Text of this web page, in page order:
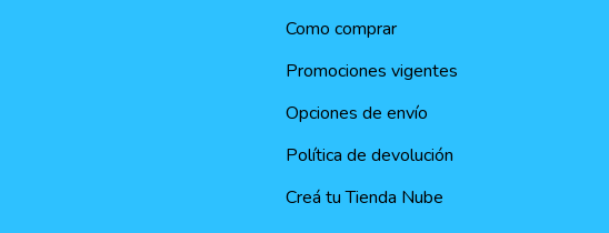
Como comprar
Promociones vigentes
Opciones de envío
Política de devolución
Creá tu Tienda Nube